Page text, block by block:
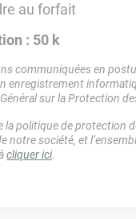
au forfait
: 50 k
communiquées en
enregistrement
sur la Protection
la politique de protection
notre société, et
cliquer ici.